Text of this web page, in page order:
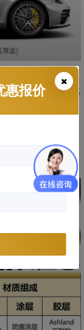
号是非常重要
光系列、艺卡G5
无论您是希望
卡车衣都能为您
惠报价